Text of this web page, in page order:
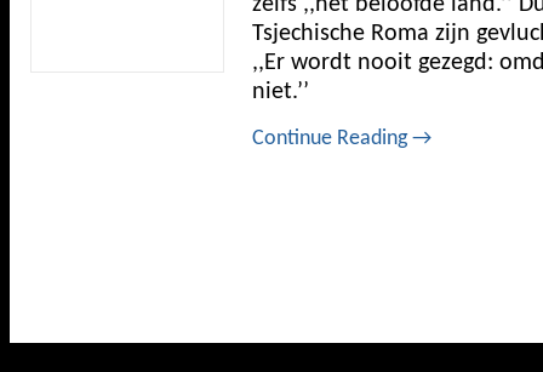
Tsjechische Roma zijn
,,Er wordt nooit gezegd:
niet.’’
Continue Reading→